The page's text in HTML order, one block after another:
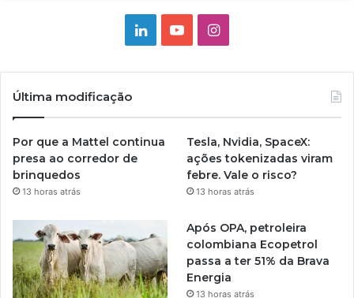
LinkedinYouTubeInstagram
Última modificação
Por que a Mattel continua
presa ao corredor de
brinquedos
13 horas atrás
Tesla, Nvidia, SpaceX:
ações tokenizadas viram
febre. Vale o risco?
13 horas atrás
Após OPA, petroleira
colombiana Ecopetrol
passa a ter 51% da Brava
Energia
13 horas atrás